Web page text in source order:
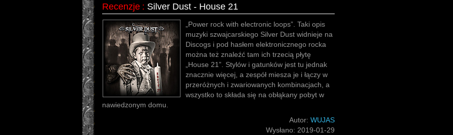
Recenzje : Silver Dust - House 21
„Power rock with electronic loops”. Taki opis
muzyki szwajcarskiego Silver Dust widnieje na
Discogs i pod hasłem elektronicznego rocka
można też znaleźć tam ich trzecią płytę
„House 21”. Stylów i gatunków jest tu jednak
znacznie więcej, a zespół miesza je i łączy w
przeróżnych i zwariowanych kombinacjach, a
wszystko to składa się na obłąkany pobyt w
nawiedzonym domu.
Autor: WUJAS
Wysłano: 2019-01-29